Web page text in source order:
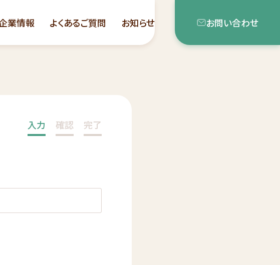
業情報 よくあるご質問 お知らせ お問い合わせ
入力 確認 完了